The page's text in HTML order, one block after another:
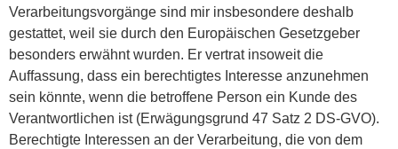
Verarbeitungsvorgänge sind mir insbesondere deshalb
gestattet, weil sie durch den Europäischen Gesetzgeber
besonders erwähnt wurden. Er vertrat insoweit die
Auffassung, dass ein berechtigtes Interesse anzunehmen
sein könnte, wenn die betroffene Person ein Kunde des
Verantwortlichen ist (Erwägungsgrund 47 Satz 2 DS-GVO).
Berechtigte Interessen an der Verarbeitung, die von dem